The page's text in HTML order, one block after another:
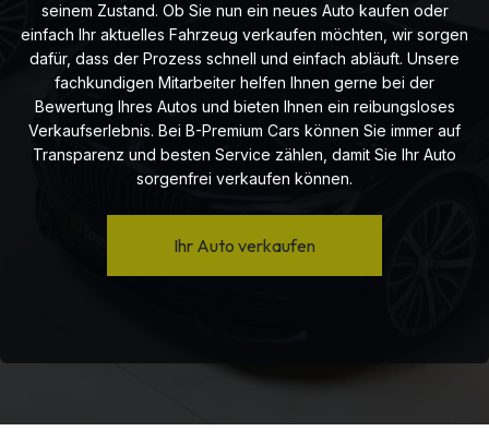
seinem Zustand. Ob Sie nun ein neues Auto kaufen oder
einfach Ihr aktuelles Fahrzeug verkaufen möchten, wir sorgen
dafür, dass der Prozess schnell und einfach abläuft. Unsere
fachkundigen Mitarbeiter helfen Ihnen gerne bei der
Bewertung Ihres Autos und bieten Ihnen ein reibungsloses
Verkaufserlebnis. Bei B-Premium Cars können Sie immer auf
Transparenz und besten Service zählen, damit Sie Ihr Auto
sorgenfrei verkaufen können.
Ihr Auto verkaufen